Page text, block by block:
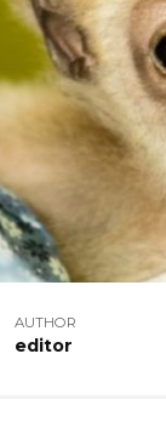
AUTHOR
editor